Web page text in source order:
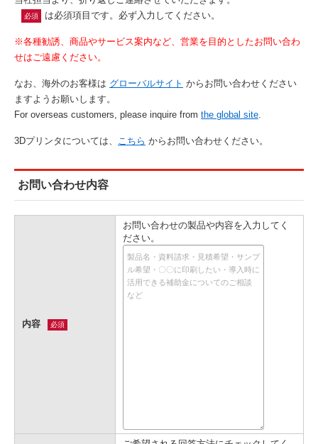
必須 は必須項目です。必ず入力してください。
※各種勧誘、商品やサービス案内など、営業を目的としたお問い合わ
せはご遠慮ください。
なお、海外のお客様は グローバルサイト からお問い合わせください
ますようお願いします。
For overseas customers, please inquire from the global site.
3Dプリンタについては、 こちら からお問い合わせください。
お問い合わせ内容
内容 必須
お問い合わせの製品や内容を入力してく
ださい。